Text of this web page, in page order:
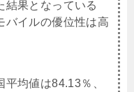
結果となっている
バイルの優位性は高
平均値は84.13％、